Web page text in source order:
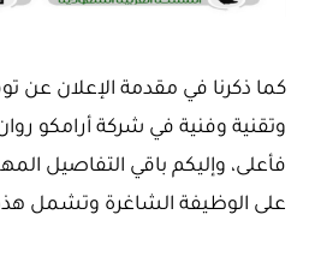
وتقنية وفنية في شركة أرامكو
فأعلى، وإليكم باقي التفاصيل
على الوظيفة الشاغرة وتشمل